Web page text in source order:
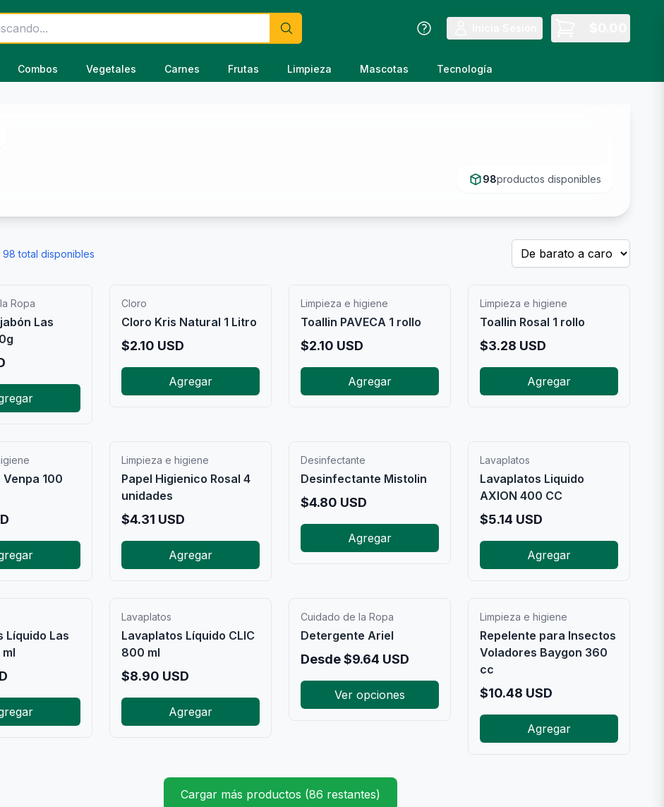
Combos Vegetales Carnes Frutas Limpieza Mascotas Tecnología
98productos disponibles
98 total disponibles
Ropa
Las
Cloro
Cloro Kris Natural 1 Litro
$2.10 USD
Agregar
Limpieza e higiene
Toallin PAVECA 1 rollo
$2.10 USD
Agregar
Limpieza e higiene
Toallin Rosal 1 rollo
$3.28 USD
Agregar
100
Limpieza e higiene
Papel Higienico Rosal 4
unidades
$4.31 USD
Agregar
Desinfectante
Desinfectante Mistolin
$4.80 USD
Agregar
Lavaplatos
Lavaplatos Liquido
AXION 400 CC
$5.14 USD
Agregar
Líquido Las
Lavaplatos
Lavaplatos Líquido CLIC
800 ml
$8.90 USD
Agregar
Cuidado de la Ropa
Detergente Ariel
Desde$9.64 USD
Ver opciones
Limpieza e higiene
Repelente para Insectos
Voladores Baygon 360
cc
$10.48 USD
Agregar
Cargar más productos (86 restantes)